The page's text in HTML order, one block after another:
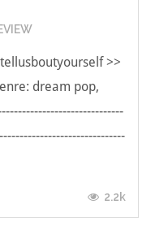
>>
dream pop,
2.2k